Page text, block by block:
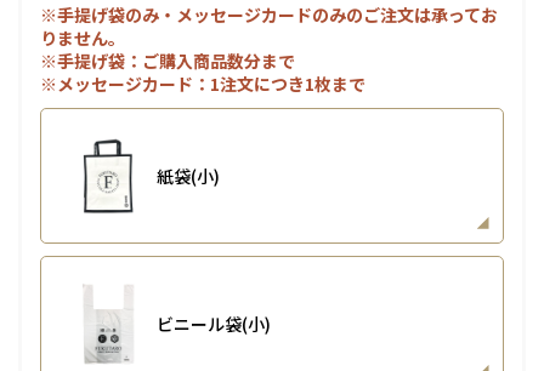
※手提げ袋のみ・メッセージカードのみのご注文は承ってお
りません。
※手提げ袋：ご購入商品数分まで
※メッセージカード：1注文につき1枚まで
紙袋(小)
ビニール袋(小)